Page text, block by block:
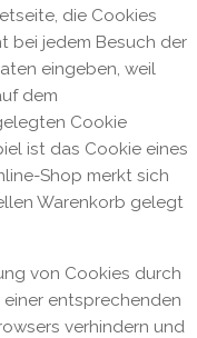
die Cookies
bei jedem Besuch der
eingeben, weil
dem
Cookie
ist das Cookie eines
Shop merkt sich
Warenkorb gelegt
von Cookies durch
entsprechenden
verhindern und